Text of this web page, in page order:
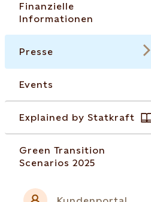
Finanzielle
Informationen
Presse
Events
Explained by Statkraft
Green Transition
Scenarios 2025